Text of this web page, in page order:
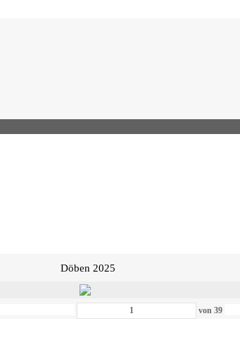
Döben 2025
von39